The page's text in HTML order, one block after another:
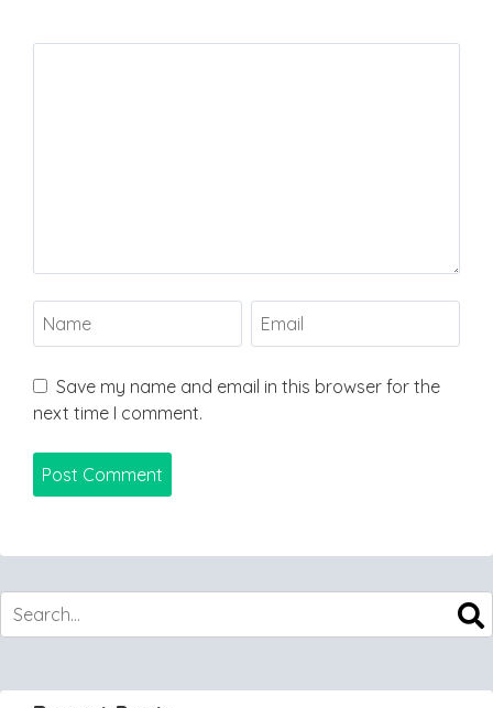
Save my name and email in this browser for the
next time I comment.